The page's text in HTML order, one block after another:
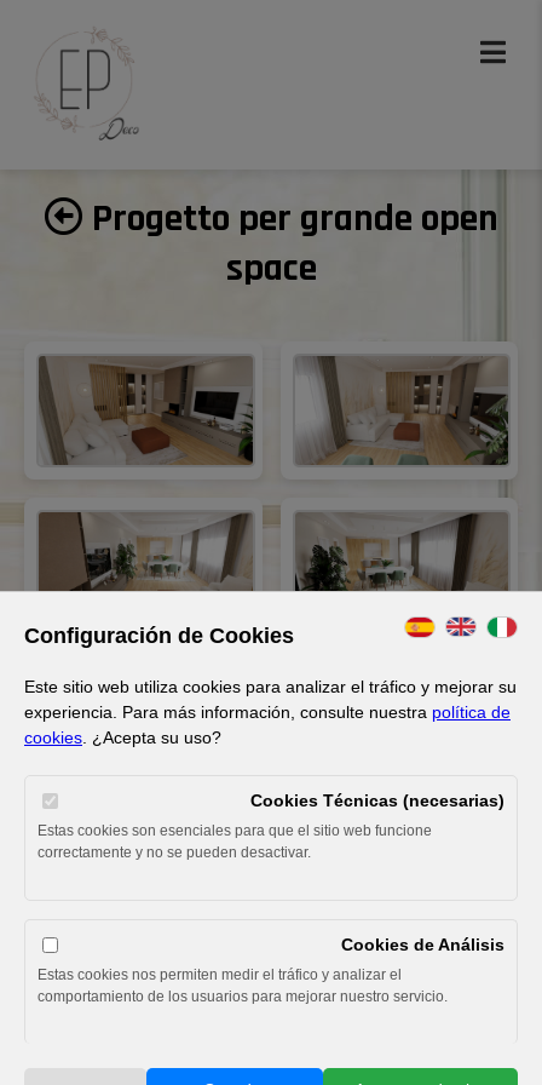
Progetto per grande open
space
© 2026 Ep Deco. Todos los derechos reservados. | Política de
Configuración de Cookies
Este sitio web utiliza cookies para analizar el tráfico y mejorar su
experiencia. Para más información, consulte nuestra política de
cookies . ¿Acepta su uso?
Cookies Técnicas (necesarias)
Estas cookies son esenciales para que el sitio web funcione
correctamente y no se pueden desactivar.
Cookies de Análisis
Estas cookies nos permiten medir el tráfico y analizar el
comportamiento de los usuarios para mejorar nuestro servicio.